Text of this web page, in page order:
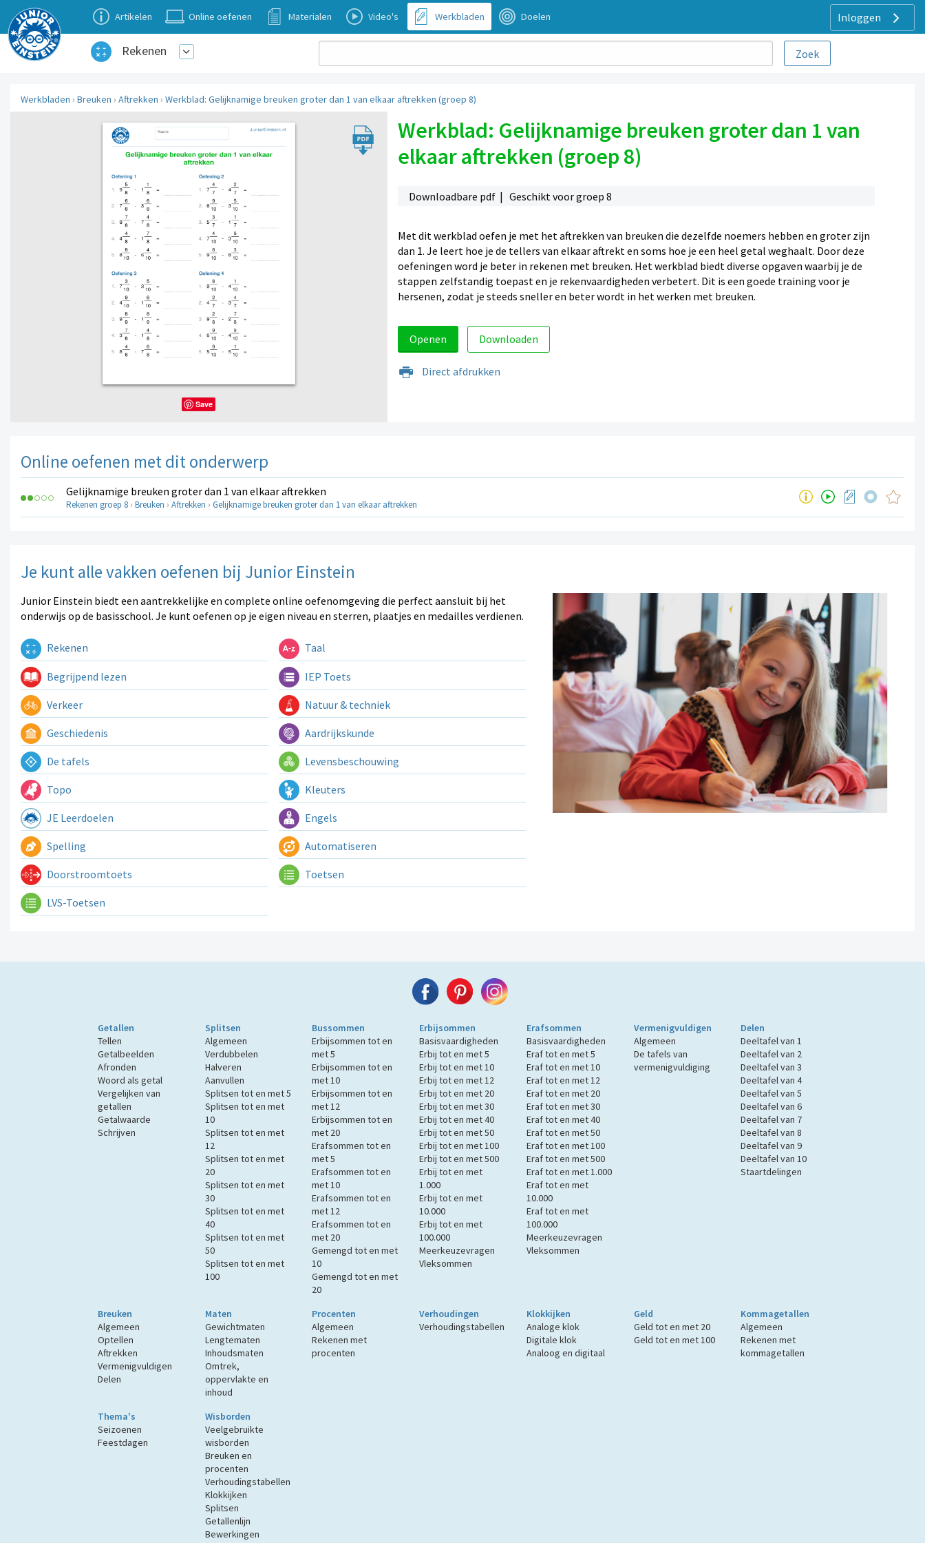
Inloggen
Artikelen Online oefenen Materialen Video's Werkbladen Doelen
Rekenen
Werkbladen › Breuken › Aftrekken › Werkblad: Gelijknamige breuken groter dan 1 van elkaar aftrekken (groep 8)
Werkblad: Gelijknamige breuken groter dan 1 van
elkaar aftrekken (groep 8)
Downloadbare pdf | Geschikt voor groep 8
Met dit werkblad oefen je met het aftrekken van breuken die dezelfde noemers hebben en groter zijn
dan 1. Je leert hoe je de tellers van elkaar aftrekt en soms hoe je een heel getal weghaalt. Door deze
oefeningen word je beter in rekenen met breuken. Het werkblad biedt diverse opgaven waarbij je de
stappen zelfstandig toepast en je rekenvaardigheden verbetert. Dit is een goede training voor je
hersenen, zodat je steeds sneller en beter wordt in het werken met breuken.
Openen Downloaden
Direct afdrukken
Save
Online oefenen met dit onderwerp
Gelijknamige breuken groter dan 1 van elkaar aftrekken
Rekenen groep 8 › Breuken › Aftrekken › Gelijknamige breuken groter dan 1 van elkaar aftrekken
Je kunt alle vakken oefenen bij Junior Einstein
Junior Einstein biedt een aantrekkelijke en complete online oefenomgeving die perfect aansluit bij het
onderwijs op de basisschool. Je kunt oefenen op je eigen niveau en sterren, plaatjes en medailles verdienen.
Rekenen Taal
Begrijpend lezen IEP Toets
Verkeer Natuur & techniek
Geschiedenis Aardrijkskunde
De tafels Levensbeschouwing
Topo Kleuters
JE Leerdoelen Engels
Spelling Automatiseren
Doorstroomtoets Toetsen
LVS-Toetsen
Getallen
Tellen
Getalbeelden
Afronden
Woord als getal
Vergelijken van
getallen
Getalwaarde
Schrijven
Splitsen
Algemeen
Verdubbelen
Halveren
Aanvullen
Splitsen tot en met 5
Splitsen tot en met
10
Splitsen tot en met
12
Splitsen tot en met
20
Splitsen tot en met
30
Splitsen tot en met
40
Splitsen tot en met
50
Splitsen tot en met
100
Bussommen
Erbijsommen tot en
met 5
Erbijsommen tot en
met 10
Erbijsommen tot en
met 12
Erbijsommen tot en
met 20
Erafsommen tot en
met 5
Erafsommen tot en
met 10
Erafsommen tot en
met 12
Erafsommen tot en
met 20
Gemengd tot en met
10
Gemengd tot en met
20
Erbijsommen
Basisvaardigheden
Erbij tot en met 5
Erbij tot en met 10
Erbij tot en met 12
Erbij tot en met 20
Erbij tot en met 30
Erbij tot en met 40
Erbij tot en met 50
Erbij tot en met 100
Erbij tot en met 500
Erbij tot en met
1.000
Erbij tot en met
10.000
Erbij tot en met
100.000
Meerkeuzevragen
Vleksommen
Erafsommen
Basisvaardigheden
Eraf tot en met 5
Eraf tot en met 10
Eraf tot en met 12
Eraf tot en met 20
Eraf tot en met 30
Eraf tot en met 40
Eraf tot en met 50
Eraf tot en met 100
Eraf tot en met 500
Eraf tot en met 1.000
Eraf tot en met
10.000
Eraf tot en met
100.000
Meerkeuzevragen
Vleksommen
Vermenigvuldigen
Algemeen
De tafels van
vermenigvuldiging
Delen
Deeltafel van 1
Deeltafel van 2
Deeltafel van 3
Deeltafel van 4
Deeltafel van 5
Deeltafel van 6
Deeltafel van 7
Deeltafel van 8
Deeltafel van 9
Deeltafel van 10
Staartdelingen
Breuken
Algemeen
Optellen
Aftrekken
Vermenigvuldigen
Delen
Maten
Gewichtmaten
Lengtematen
Inhoudsmaten
Omtrek,
oppervlakte en
inhoud
Procenten
Algemeen
Rekenen met
procenten
Verhoudingen
Verhoudingstabellen
Klokkijken
Analoge klok
Digitale klok
Analoog en digitaal
Geld
Geld tot en met 20
Geld tot en met 100
Kommagetallen
Algemeen
Rekenen met
kommagetallen
Thema's
Seizoenen
Feestdagen
Wisborden
Veelgebruikte
wisborden
Breuken en
procenten
Verhoudingstabellen
Klokkijken
Splitsen
Getallenlijn
Bewerkingen